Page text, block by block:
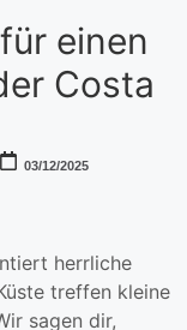
einen
Costa
03/12/2025
herrliche
treffen kleine
sagen dir,